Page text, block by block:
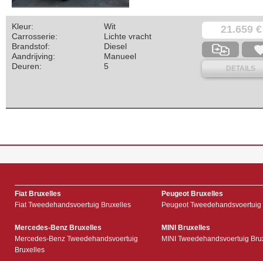
21.659 €
DETAILS
Kleur:
Wit
Carrosserie:
Lichte vracht
Brandstof:
Diesel
Aandrijving:
Manueel
Deuren:
5
Fiat Bruxelles
Fiat Tweedehandsvoertuig Bruxelles
Peugeot Bruxelles
Peugeot
Mercedes-Benz Bruxelles
Mercedes-Benz Tweedehandsvoertuig
Bruxelles
MINI Bruxelles
MINI Tweedehandsvoertuig